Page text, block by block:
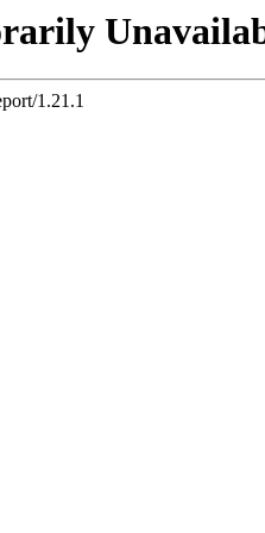
1.21.1